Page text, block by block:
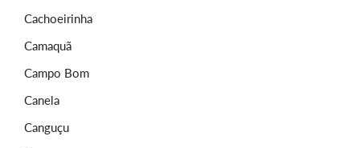
Cachoeirinha
Camaquã
Campo Bom
Canela
Canguçu